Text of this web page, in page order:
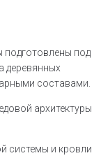
подготовлены под
деревянных
составами.
архитектуры
системы и кровли